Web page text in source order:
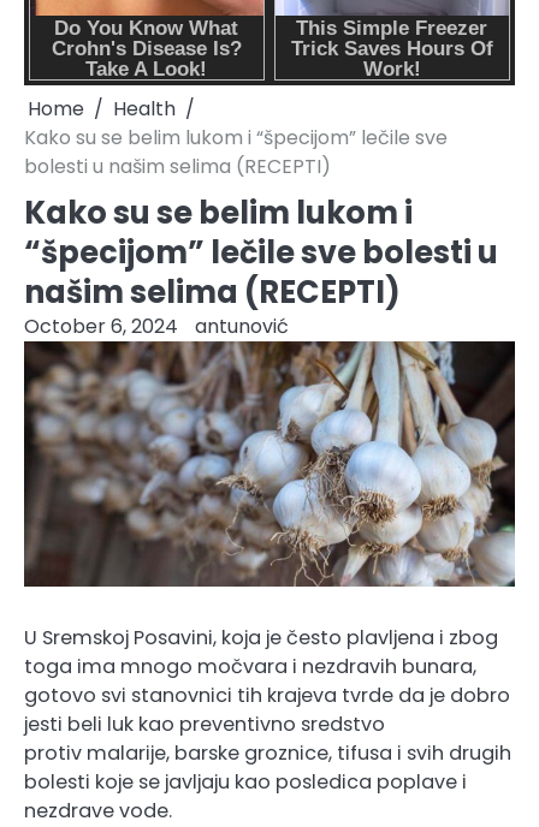
Home
Health
Kako su se belim lukom i “špecijom” lečile sve
bolesti u našim selima (RECEPTI)
Kako su se belim lukom i
“špecijom” lečile sve bolesti u
našim selima (RECEPTI)
October 6, 2024 antunović
U Sremskoj Posavini, koja je često plavljena i zbog
toga ima mnogo močvara i nezdravih bunara,
gotovo svi stanovnici tih krajeva tvrde da je dobro
jesti beli luk kao preventivno sredstvo
protiv malarije, barske groznice, tifusa i svih drugih
bolesti koje se javljaju kao posledica poplave i
nezdrave vode.